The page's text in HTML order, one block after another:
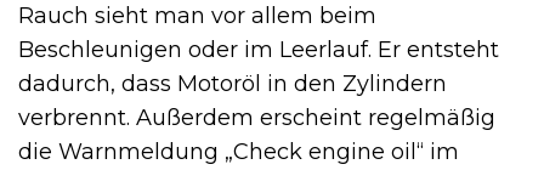
Rauch sieht man vor allem beim
Beschleunigen oder im Leerlauf. Er entsteht
dadurch, dass Motoröl in den Zylindern
verbrennt. Außerdem erscheint regelmäßig
die Warnmeldung „Check engine oil“ im